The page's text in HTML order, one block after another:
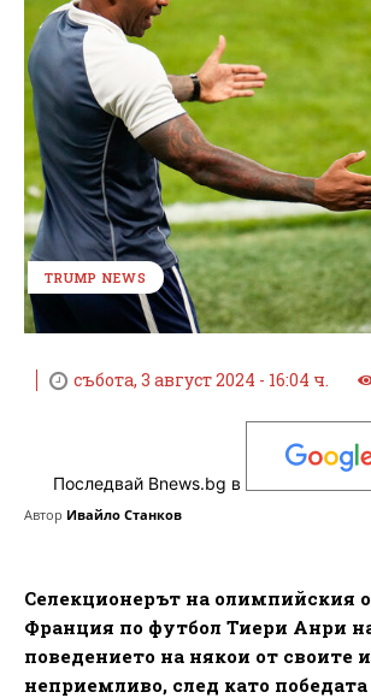
TRUMP NEWS
събота, 3 август 2024 - 16:04 ч.
Последвай Bnews.bg в
Автор Ивайло Станков
Селекционерът на олимпийския
Франция по футбол Тиери Анри
поведението на някои от своите
неприемливо, след като